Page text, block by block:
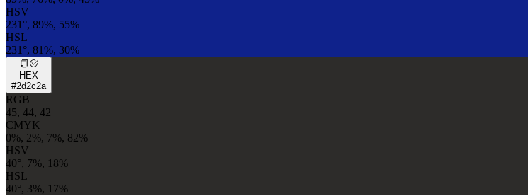
HSV
231°, 89%, 55%
HSL
231°, 81%, 30%
HEX
#2d2c2a
RGB
45, 44, 42
CMYK
0%, 2%, 7%, 82%
HSV
40°, 7%, 18%
HSL
40°, 3%, 17%